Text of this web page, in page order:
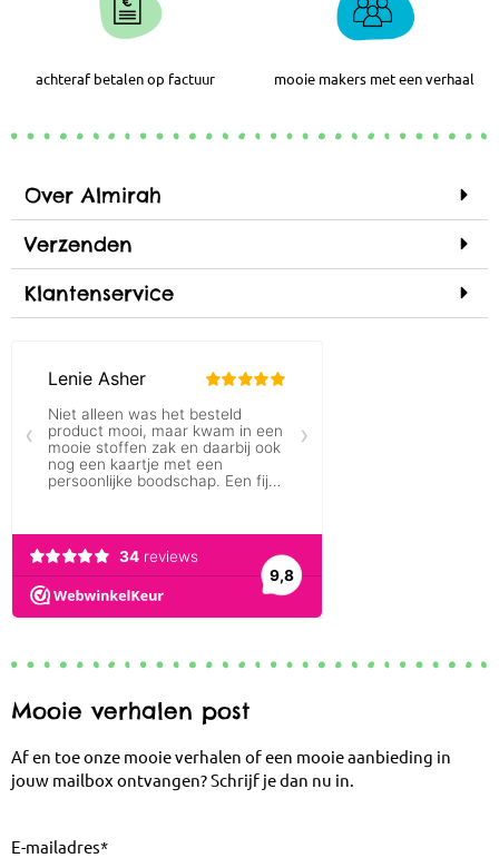
achteraf betalen op factuur mooie makers met een verhaal
Over Almirah
Verzenden
Klantenservice
Mooie verhalen post
Af en toe onze mooie verhalen of een mooie aanbieding in
jouw mailbox ontvangen? Schrijf je dan nu in.
E-mailadres*